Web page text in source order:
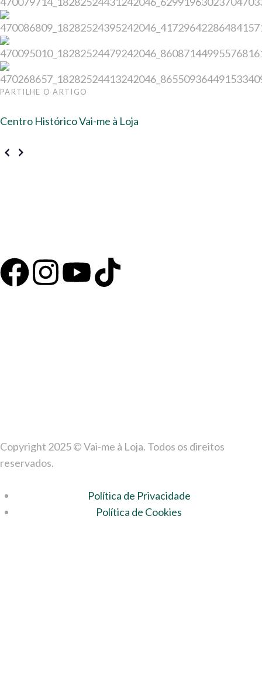
PARTILHE O ARTIGO
Centro HistóricoVai-me à Loja
Copyright 2025 © Vai-me à Loja. Todos os direitos
reservados.
Política de Privacidade
Política de Cookies